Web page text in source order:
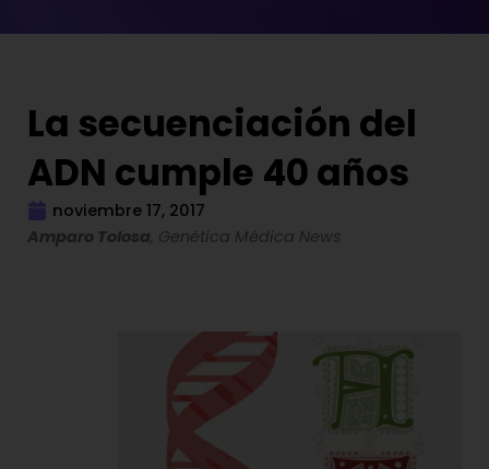
La secuenciación del
ADN cumple 40 años
noviembre 17, 2017
Amparo Tolosa, Genética Médica News